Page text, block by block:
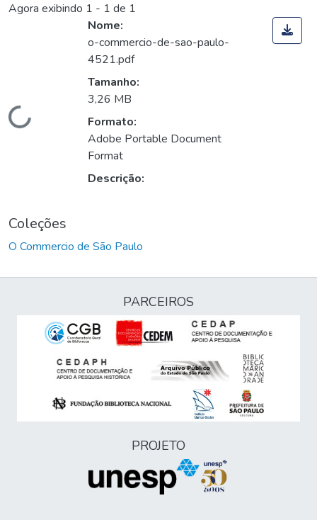
Agora exibindo 1 - 1 de 1
Carregando...
Nome:
o-commercio-de-sao-paulo-
4521.pdf
Tamanho:
3,26 MB
Formato:
Adobe Portable Document
Format
Descrição:
Coleções
O Commercio de São Paulo
PARCEIROS
PROJETO